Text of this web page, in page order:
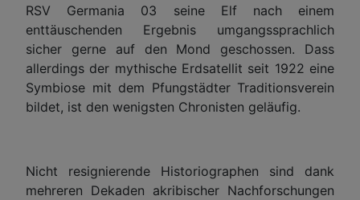
RSV Germania 03 seine Elf nach einem
enttäuschenden Ergebnis umgangssprachlich
sicher gerne auf den Mond geschossen. Dass
allerdings der mythische Erdsatellit seit 1922 eine
Symbiose mit dem Pfungstädter Traditionsverein
bildet, ist den wenigsten Chronisten geläufig.
Nicht resignierende Historiographen sind dank
mehreren Dekaden akribischer Nachforschungen